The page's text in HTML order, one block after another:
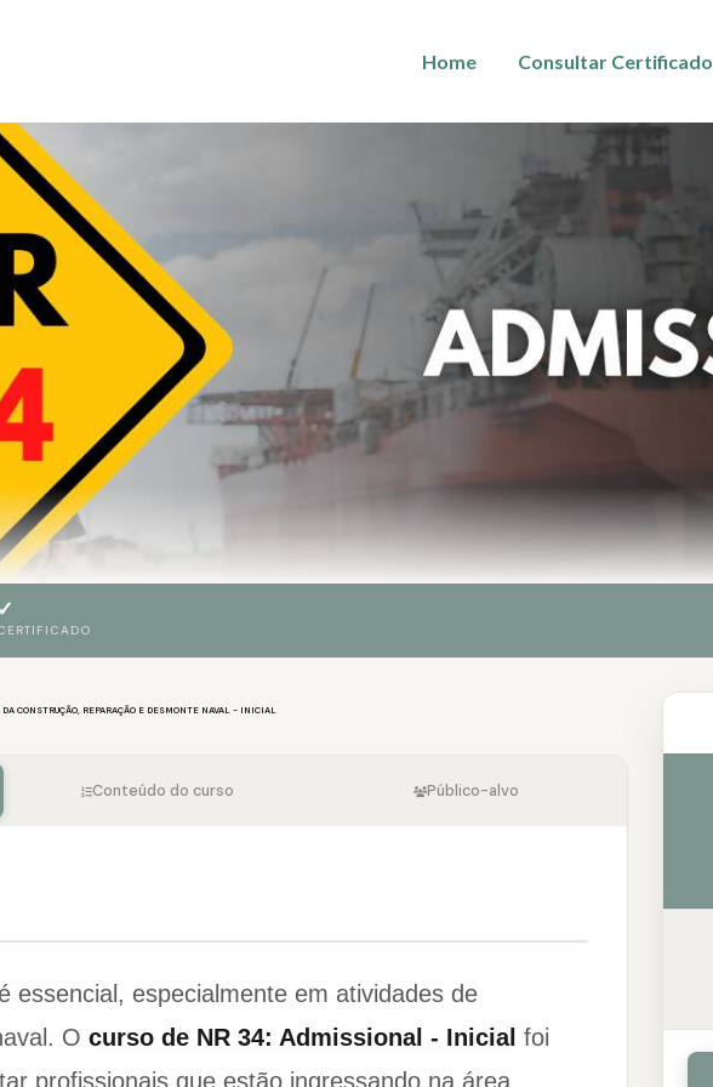
Home Consultar Certificado
✓
CONSTRUÇÃO, REPARAÇÃO E DESMONTE NAVAL - INICIAL
Conteúdo do curso Público-alvo
essencial, especialmente em atividades de
O curso de NR 34: Admissional - Inicial foi
profissionais que estão ingressando na área,